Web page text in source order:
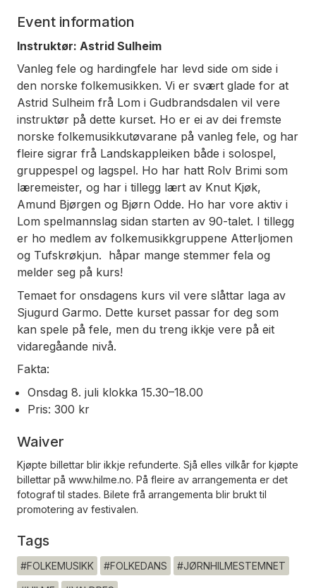
Event information
Instruktør: Astrid Sulheim
Vanleg fele og hardingfele har levd side om side i
den norske folkemusikken. Vi er svært glade for at
Astrid Sulheim frå Lom i Gudbrandsdalen vil vere
instruktør på dette kurset. Ho er ei av dei fremste
norske folkemusikkutøvarane på vanleg fele, og har
fleire sigrar frå Landskappleiken både i solospel,
gruppespel og lagspel. Ho har hatt Rolv Brimi som
læremeister, og har i tillegg lært av Knut Kjøk,
Amund Bjørgen og Bjørn Odde. Ho har vore aktiv i
Lom spelmannslag sidan starten av 90-talet. I tillegg
er ho medlem av folkemusikkgruppene Atterljomen
og Tufskrøkjun. håpar mange stemmer fela og
melder seg på kurs!
Temaet for onsdagens kurs vil vere slåttar laga av
Sjugurd Garmo. Dette kurset passar for deg som
kan spele på fele, men du treng ikkje vere på eit
vidaregåande nivå.
Fakta:
Onsdag 8. juli klokka 15.30–18.00
Pris: 300 kr
Waiver
Kjøpte billettar blir ikkje refunderte. Sjå elles vilkår for kjøpte
billettar på www.hilme.no. På fleire av arrangementa er det
fotograf til stades. Bilete frå arrangementa blir brukt til
promotering av festivalen.
Tags
#FOLKEMUSIKK #FOLKEDANS #JØRNHILMESTEMNET